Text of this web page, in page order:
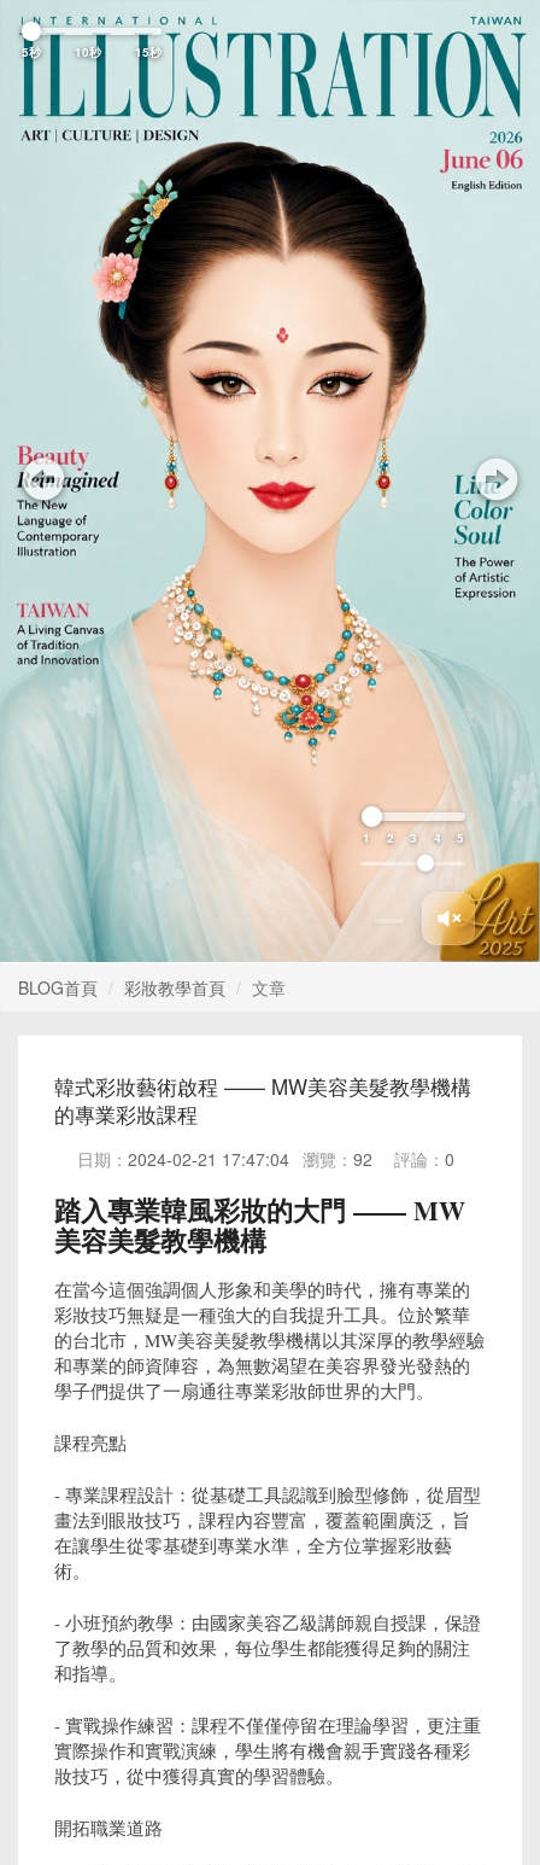
Previous
1 2 3 4 5
5秒 10秒 15秒
BLOG首頁 彩妝教學首頁 文章
韓式彩妝藝術啟程 —— MW美容美髮教學機構
的專業彩妝課程
日期： 2024-02-21 17:47:04 瀏覽： 92 評論： 0
踏入專業韓風彩妝的大門 —— MW
美容美髮教學機構
在當今這個強調個人形象和美學的時代，擁有專業的
彩妝技巧無疑是一種強大的自我提升工具。位於繁華
的台北市，MW美容美髮教學機構以其深厚的教學經驗
和專業的師資陣容，為無數渴望在美容界發光發熱的
學子們提供了一扇通往專業彩妝師世界的大門。
課程亮點
- 專業課程設計：從基礎工具認識到臉型修飾，從眉型
畫法到眼妝技巧，課程內容豐富，覆蓋範圍廣泛，旨
在讓學生從零基礎到專業水準，全方位掌握彩妝藝
術。
- 小班預約教學：由國家美容乙級講師親自授課，保證
了教學的品質和效果，每位學生都能獲得足夠的關注
和指導。
- 實戰操作練習：課程不僅僅停留在理論學習，更注重
實際操作和實戰演練，學生將有機會親手實踐各種彩
妝技巧，從中獲得真實的學習體驗。
開拓職業道路